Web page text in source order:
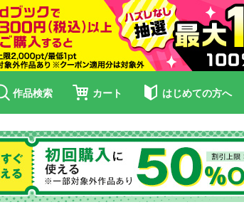
作品検索 カート はじめての方へ